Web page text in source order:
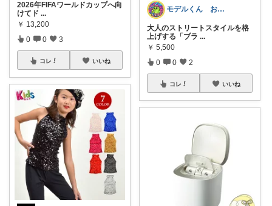
2026年FIFAワールドカップへ向
けてド ...
￥ 13,200
0 0 3
コレ いいね
モデルくん お悩み解決
大人のストリートスタイルを格
上げする「ブラ ...
￥ 5,500
0 0 2
コレ いいね